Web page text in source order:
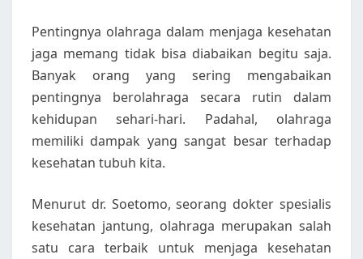
Pentingnya olahraga dalam menjaga kesehatan
jaga memang tidak bisa diabaikan begitu saja.
Banyak orang yang sering mengabaikan
pentingnya berolahraga secara rutin dalam
kehidupan sehari-hari. Padahal, olahraga
memiliki dampak yang sangat besar terhadap
kesehatan tubuh kita.
Menurut dr. Soetomo, seorang dokter spesialis
kesehatan jantung, olahraga merupakan salah
satu cara terbaik untuk menjaga kesehatan